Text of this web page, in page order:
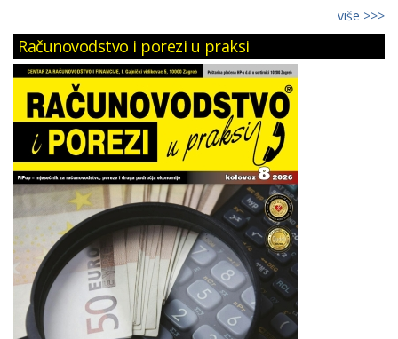
više >>>
Računovodstvo i porezi u praksi